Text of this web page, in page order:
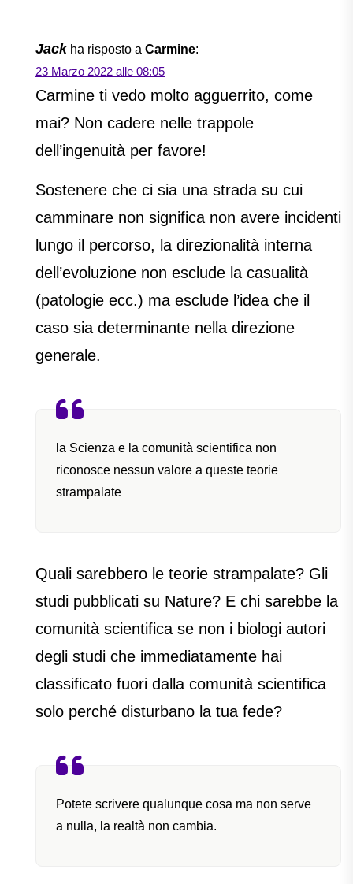
Jack ha risposto a Carmine:
23 Marzo 2022 alle 08:05
Carmine ti vedo molto agguerrito, come
mai? Non cadere nelle trappole
dell’ingenuità per favore!
Sostenere che ci sia una strada su cui
camminare non significa non avere incidenti
lungo il percorso, la direzionalità interna
dell’evoluzione non esclude la casualità
(patologie ecc.) ma esclude l’idea che il
caso sia determinante nella direzione
generale.
la Scienza e la comunità scientifica non
riconosce nessun valore a queste teorie
strampalate
Quali sarebbero le teorie strampalate? Gli
studi pubblicati su Nature? E chi sarebbe la
comunità scientifica se non i biologi autori
degli studi che immediatamente hai
classificato fuori dalla comunità scientifica
solo perché disturbano la tua fede?
Potete scrivere qualunque cosa ma non serve
a nulla, la realtà non cambia.